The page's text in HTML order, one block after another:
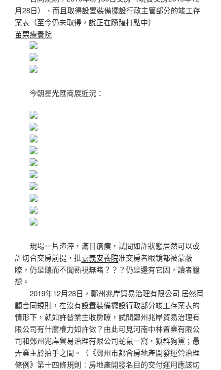
月28日）、而且取得設置裝備擺設行政主管部分的竣工存
案表（至今仍未取得，說正在踴躍打點中）
苗栗療養院
今朝星光匯商展近況：
現場一片渣滓，滿目瘡痍，試問如許狀態居然可以或
許切合交房前提，批嘉義安養院准交房者眼鏡都被蒙蔽
瞭，仍是聽而不聞熟視無睹？？？仍是還有它因，讀者臆
想。
2019年12月28日，鄭州兆岸貿易治理有限公司 居然罔
顧合同規則，在沒有設置裝備擺設行政部分竣工存案表的
情形下，就如許替業主收房瞭，試問鄭州兆岸貿易治理有
限公司有什麼權力如許做？由此可見河南中林置業有限公
司和鄭州兆岸貿易治理有限公司蛇鼠一窩，狐群狗黨；愚
弄業主於拍手之間。（《鄭州市都會房地產開發運營治理
條例》第十四條規則：房地產開發名目的交付運用應該切